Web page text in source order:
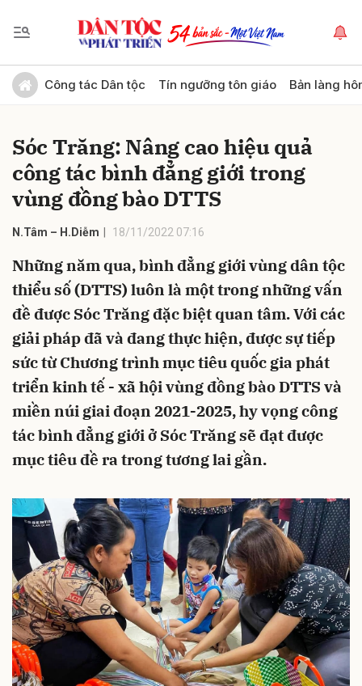
Công tác Dân tộc Tín ngưỡng tôn giáo Bản làng
Sóc Trăng: Nâng cao hiệu quả
công tác bình đẳng giới trong
vùng đồng bào DTTS
N.Tâm – H.Diễm 18/11/2022 07:16
Những năm qua, bình đẳng giới vùng dân tộc
thiểu số (DTTS) luôn là một trong những vấn
đề được Sóc Trăng đặc biệt quan tâm. Với các
giải pháp đã và đang thực hiện, được sự tiếp
sức từ Chương trình mục tiêu quốc gia phát
triển kinh tế - xã hội vùng đồng bào DTTS và
miền núi giai đoạn 2021-2025, hy vọng công
tác bình đẳng giới ở Sóc Trăng sẽ đạt được
mục tiêu đề ra trong tương lai gần.
Gửi bình luận